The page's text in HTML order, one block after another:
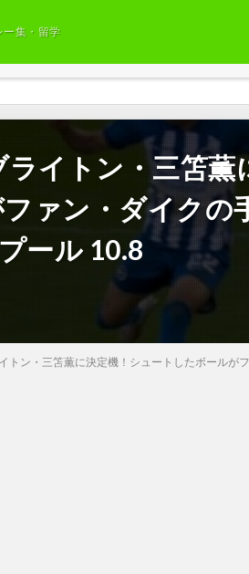
ー集・留学
ライトン・三笘薫
ァン・ダイクの
ール 10.8
トン・三笘薫に決定機！シュートしたボール